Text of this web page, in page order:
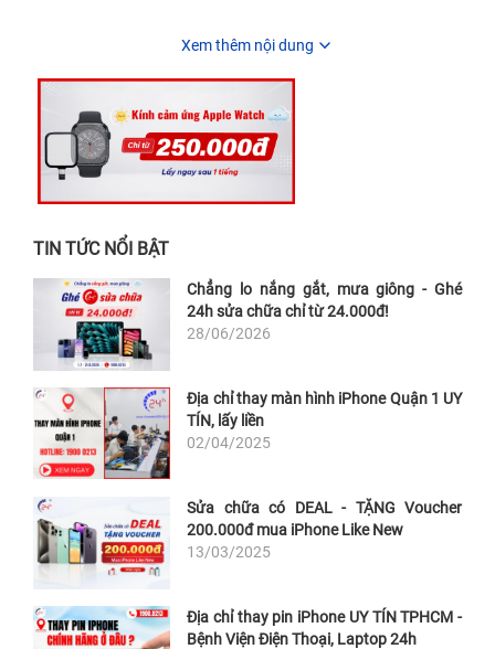
Xem thêm nội dung
TIN TỨC NỔI BẬT
Chẳng lo nắng gắt, mưa giông - Ghé
24h sửa chữa chỉ từ 24.000đ!
28/06/2026
Địa chỉ thay màn hình iPhone Quận 1 UY
TÍN, lấy liền
02/04/2025
Sửa chữa có DEAL - TẶNG Voucher
200.000đ mua iPhone Like New
13/03/2025
Địa chỉ thay pin iPhone UY TÍN TPHCM -
Bệnh Viện Điện Thoại, Laptop 24h